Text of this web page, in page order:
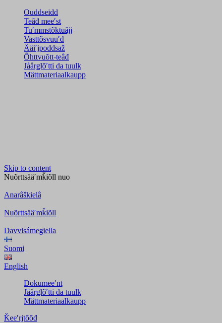
Ouddseidd
Teâđ meeʹst
Tuʹmmstõktuâjj
Vasttõsvuuʹd
Ääiʹjpoddsaž
Õhttvuõtt-teâđ
Jåårǥlõʹtti da tuulk
Mättmateriaalkaupp
Skip to content
Nuõrttsääʹmǩiõll nuo
Anarâškielâ
Nuõrttsääʹmǩiõll
Davvisámegiella
Suomi
English
Dokumeeʹnt
Jåårǥlõʹtti da tuulk
Mättmateriaalkaupp
Ǩeeʹrjtõõđ